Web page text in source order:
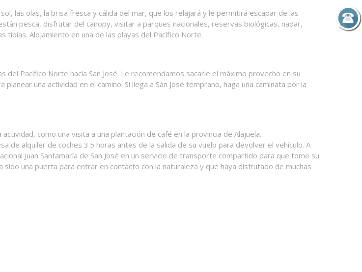
las olas, la brisa fresca y cálida del mar, que los relajará y le permitirá escapar de las
pesca, disfrutar del canopy, visitar a parques nacionales, reservas biológicas, nadar,
Alojamiento en una de las playas del Pacífico Norte.
del Pacífico Norte hacia San José. Le recomendamos sacarle el máximo provecho en su
una actividad en el camino. Si llega a San José temprano, haga una caminata por la
como una visita a una plantación de café en la provincia de Alajuela.
alquiler de coches 3.5 horas antes de la salida de su vuelo para devolver el vehículo. A
Juan Santamaría de San José en un servicio de transporte compartido para que tome su
una puerta para entrar en contacto con la naturaleza y que haya disfrutado de muchas